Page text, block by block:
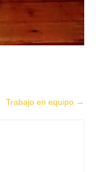
Trabajo en equipo →